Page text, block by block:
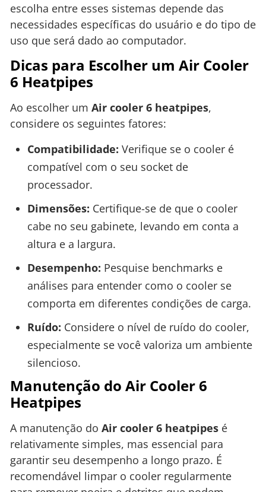
escolha entre esses sistemas depende das
necessidades específicas do usuário e do tipo de
uso que será dado ao computador.
Dicas para Escolher um Air Cooler
6 Heatpipes
Ao escolher um Air cooler 6 heatpipes,
considere os seguintes fatores:
Compatibilidade: Verifique se o cooler é
compatível com o seu socket de
processador.
Dimensões: Certifique-se de que o cooler
cabe no seu gabinete, levando em conta a
altura e a largura.
Desempenho: Pesquise benchmarks e
análises para entender como o cooler se
comporta em diferentes condições de carga.
Ruído: Considere o nível de ruído do cooler,
especialmente se você valoriza um ambiente
silencioso.
Manutenção do Air Cooler 6
Heatpipes
A manutenção do Air cooler 6 heatpipes é
relativamente simples, mas essencial para
garantir seu desempenho a longo prazo. É
recomendável limpar o cooler regularmente